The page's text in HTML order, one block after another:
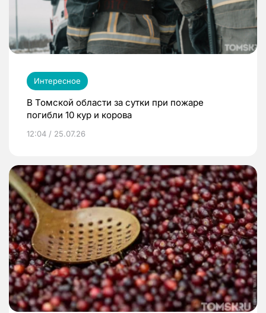
Интересное
В Томской области за сутки при пожаре
погибли 10 кур и корова
12:04 / 25.07.26